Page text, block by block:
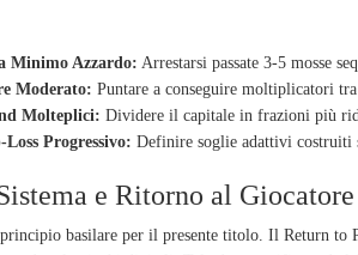
Minimo Azzardo: Arrestarsi passate 3-5 mosse
Moderato: Puntare a conseguire moltiplicatori
Molteplici: Dividere il capitale in frazioni più
Progressivo: Definire soglie adattivi costruiti
e Ritorno al
basilare per il presente titolo. Il Return